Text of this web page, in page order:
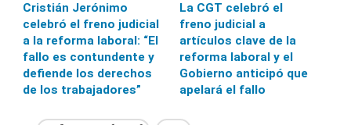
Cristián Jerónimo
celebró el freno judicial
a la reforma laboral: “El
fallo es contundente y
defiende los derechos
de los trabajadores”
La CGT celebró el
freno judicial a
artículos clave de la
reforma laboral y el
Gobierno anticipó que
apelará el fallo